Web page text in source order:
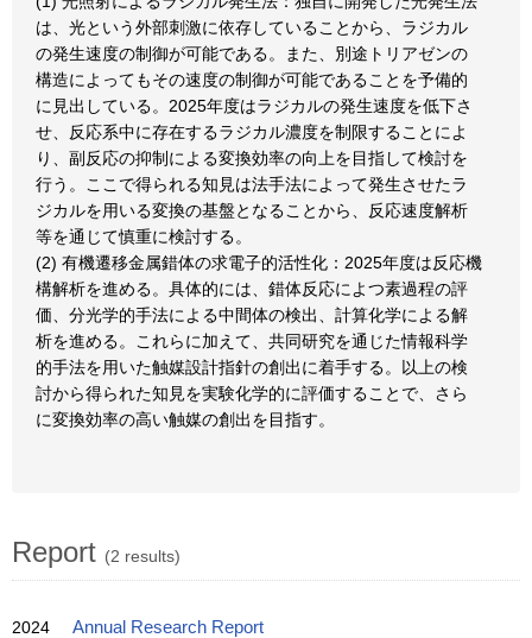
は、光という外部刺激に依存していることから、ラジカル
の発生速度の制御が可能である。また、別途トリアゼンの
構造によってもその速度の制御が可能であることを予備的
に見出している。2025年度はラジカルの発生速度を低下さ
せ、反応系中に存在するラジカル濃度を制限することによ
り、副反応の抑制による変換効率の向上を目指して検討を
行う。ここで得られる知見は法手法によって発生させたラ
ジカルを用いる変換の基盤となることから、反応速度解析
等を通じて慎重に検討する。
(2) 有機遷移金属錯体の求電子的活性化：2025年度は反応機
構解析を進める。具体的には、錯体反応によつ素過程の評
価、分光学的手法による中間体の検出、計算化学による解
析を進める。これらに加えて、共同研究を通じた情報科学
的手法を用いた触媒設計指針の創出に着手する。以上の検
討から得られた知見を実験化学的に評価することで、さら
に変換効率の高い触媒の創出を目指す。
Report (2 results)
2024 Annual Research Report